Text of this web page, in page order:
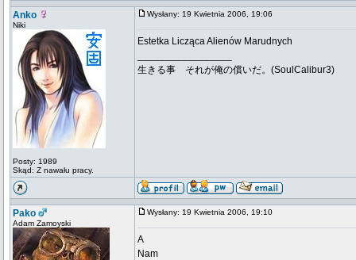
Anko
Niki
Posty: 1989
Skąd: Z nawału pracy.
Wysłany: 19 Kwietnia 2006, 19:06
Estetka Licząca Alienów Marudnych
生きる事 それが俺の償いだ。(SoulCalibur3)
Pako
Adam Zamoyski
Wysłany: 19 Kwietnia 2006, 19:10
A
Nam